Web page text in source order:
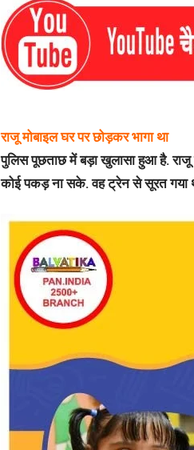
राजू मोबाइल घर पर छोड़कर भागा था
पुलिस पूछताछ में बड़ा खुलासा हुआ है. राजू
कोई पकड़ ना सके. वह ट्रेन से सूरत गया